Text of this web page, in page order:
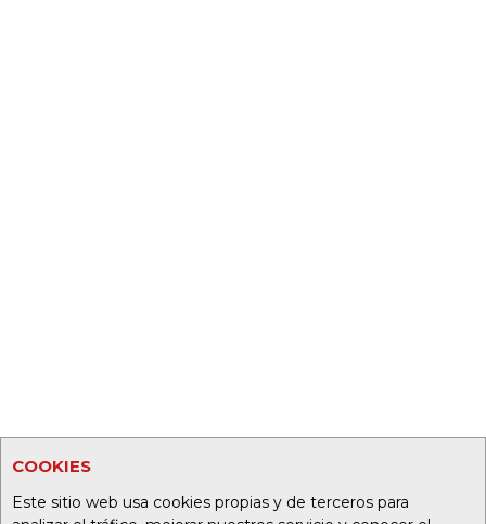
COOKIES
Este sitio web usa cookies propias y de terceros para